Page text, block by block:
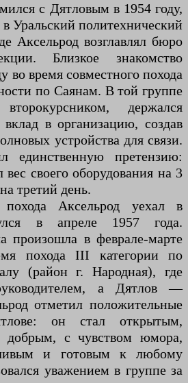
с Дятловым в 1954 году,
в Уральский политехнический
Аксельрод возглавлял бюро
Близкое знакомство
во время совместного похода
по Саянам. В той группе
держался
в организацию, создав
устройства для связи.
единственную претензию:
своего оборудования на 3
третий день.
похода Аксельрод уехал в
в апреле 1957 года.
произошла в феврале-марте
похода III категории по
(район г. Народная), где
а Дятлов —
отметил положительные
он стал открытым,
добрым, с чувством юмора,
и готовым к любому
уважением в группе за